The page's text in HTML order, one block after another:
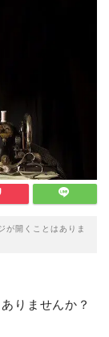
が開くことはありま
りませんか？